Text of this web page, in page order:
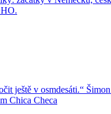
ještě v osmdesáti.“
Chica Checa